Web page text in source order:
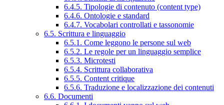
6.4.5. Tipologie di contenuto (content type)
6.4.6. Ontologie e standard
6.4.7. Vocabolari controllati e tassonomie
6.5. Scrittura e linguaggio
6.5.1. Come leggono le persone sul web
6.5.2. Le regole per un linguaggio semplice
6.5.3. Microtesti
6.5.4. Scrittura collaborativa
6.5.5. Content critique
6.5.6. Traduzione e localizzazione dei contenuti
6.6. Documenti